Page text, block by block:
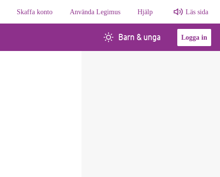
Skaffa konto Använda Legimus Hjälp Läs sida
Barn & unga Logga in